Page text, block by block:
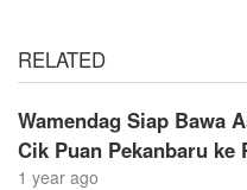
RELATED
Wamendag Siap Bawa
Cik Puan Pekanbaru ke
1 year ago